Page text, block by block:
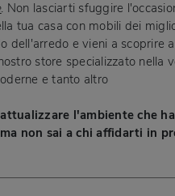
. Non lasciarti sfuggire
tua casa con mobili dei
dell'arredo e vieni a scoprire
store specializzato nella
e tanto altro
l'ambiente che
non sai a chi affidarti in